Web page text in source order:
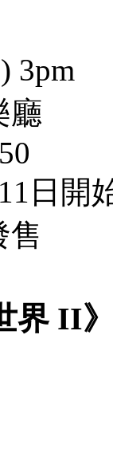
3pm
廳
日開
售
界 II